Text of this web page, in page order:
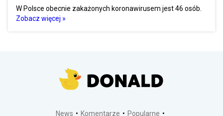
W Polsce obecnie zakażonych koronawirusem jest 46 osób.
Zobacz więcej »
News Komentarze Popularne